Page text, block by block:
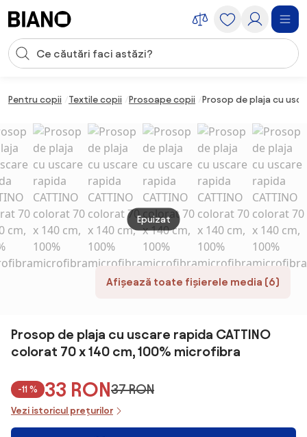
Introducerea căutării
Pentru copii Textile copii Prosoape copii Prosop de plaja cu
Afișează toate fișierele media (6)
Epuizat
Prosop de plaja cu uscare rapida CATTINO
colorat 70 x 140 cm, 100% microfibra
-11 % 33 RON37 RON
Vezi istoricul prețurilor